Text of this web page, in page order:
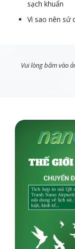
sạch khuẩn
Vì sao nên sử
Vui lòng bấm vào